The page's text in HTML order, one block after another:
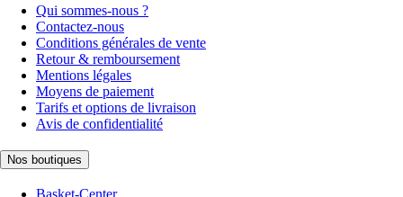
Qui sommes-nous ?
Contactez-nous
Conditions générales de vente
Retour & remboursement
Mentions légales
Moyens de paiement
Tarifs et options de livraison
Avis de confidentialité
Nos boutiques
Basket-Center